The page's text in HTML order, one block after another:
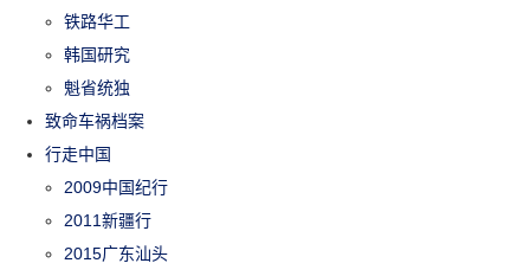
铁路华工
韩国研究
魁省统独
致命车祸档案
行走中国
2009中国纪行
2011新疆行
2015广东汕头